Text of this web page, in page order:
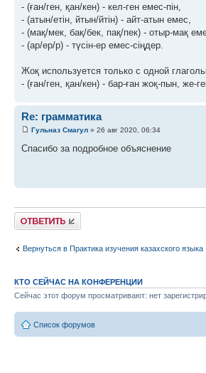
- (ған/ген, қан/кен) - кел-ген емес-пін,
- (атын/етін, йтын/йтін) - айт-атын емес,
- (мақ/мек, бақ/бек, пақ/пек) - отыр-мақ
- (ар/ер/р) - түсін-ер емес-сіңдер.
Жоқ используется только с одной
- (ған/ген, қан/кен) - бар-ған жоқ-пын, же-
Re: грамматика
Гульназ Смагул » 26 авг 2020, 06:34
Спасибо за подробное объяснение
Ответить
Вернуться в Практика изучения казахского языка
КТО СЕЙЧАС НА КОНФЕРЕНЦИИ
Сейчас этот форум просматривают: нет
Список форумов